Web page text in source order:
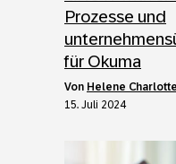
Prozesse und
für Okuma
von Helene
15. Juli 2024